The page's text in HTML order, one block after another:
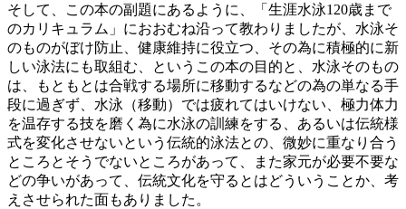
そして、この本の副題にあるように、「生涯水泳120歳まで
のカリキュラム」におおむね沿って教わりましたが、水泳そ
のものがぼけ防止、健康維持に役立つ、その為に積極的に新
しい泳法にも取組む、というこの本の目的と、水泳そのもの
は、もともとは合戦する場所に移動するなどの為の単なる手
段に過ぎず、水泳（移動）では疲れてはいけない、極力体力
を温存する技を磨く為に水泳の訓練をする、あるいは伝統様
式を変化させないという伝統的泳法との、微妙に重なり合う
ところとそうでないところがあって、また家元が必要不要な
どの争いがあって、伝統文化を守るとはどういうことか、考
えさせられた面もありました。